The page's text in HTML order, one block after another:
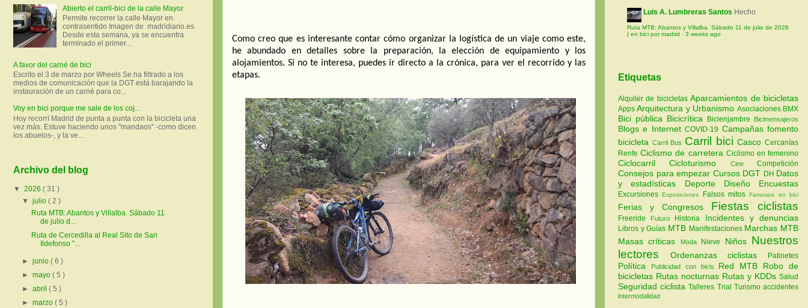
Como creo que es interesante contar cómo organizar la logística de un viaje como este,
he abundado en detalles sobre la preparación, la elección de equipamiento y los
alojamientos. Si no te interesa, puedes ir directo a la crónica, para ver el recorrido y las
etapas.
Abierto el carril-bici de la calle Mayor
Permite recorrer la calle Mayor en
contrasentido Imagen de madridiario.es
Desde esta semana, ya se encuentra
terminado el primer...
A favor del carné de bici
Escrito el 3 de marzo por Wheels Se ha filtrado a los
medios de comunicación que la DGT está barajando la
instauración de un carné para co...
Voy en bici porque me sale de los coj...
Hoy recorrí Madrid de punta a punta con la bicicleta una
vez más. Estuve haciendo unos "mandaos" -como dicen
los abuelos-, y la ve...
Archivo del blog
▼ 2026 ( 31 )
▼julio( 2 )
Ruta MTB: Abantos y Villalba. Sábado 11
de julio d...
Ruta de Cercedilla al Real Sito de San
Ildefonso "...
►junio( 6 )
►mayo( 5 )
►abril( 5 )
►marzo( 5 )
Luis A. Lumbreras Santos Hecho
Ruta MTB: Abantos y Villalba. Sábado 11 de julio de 2026
| en bici por madrid · 3 weeks ago
Etiquetas
Alquiler de bicicletasAparcamientos de bicicletas
AppsArquitectura y Urbanismo Asociaciones BMX
Bici pública Bicicrítica Bicienjambre Bicimensajeros
Blogs e InternetCOVID-19 Campañas fomento
bicicleta Carril Bus Carril biciCascoCercanías
RenfeCiclismo de carretera Ciclismo en femenino
CiclocarrilCicloturismo CineCompetición
Consejos para empezar Cursos DGT DH Datos
y estadísticas Deporte Diseño Encuestas
ExcursionesExposiciones Falsos mitosFamosos en bici
Ferias y Congresos Fiestas ciclistas
Freeride Futuro Historia Incidentes y denuncias
Libros y Guías MTB Manifestaciones Marchas MTB
Masas críticas
Moda Nieve Niños Nuestros
lectores
Ordenanzas ciclistas Patinetes
Política Publicidad con bicis Red MTB Robo de
bicicletas Rutas nocturnas Rutas y KDDs Salud
Seguridad ciclistaTalleres Trial Turismoaccidentes
intermodalidad